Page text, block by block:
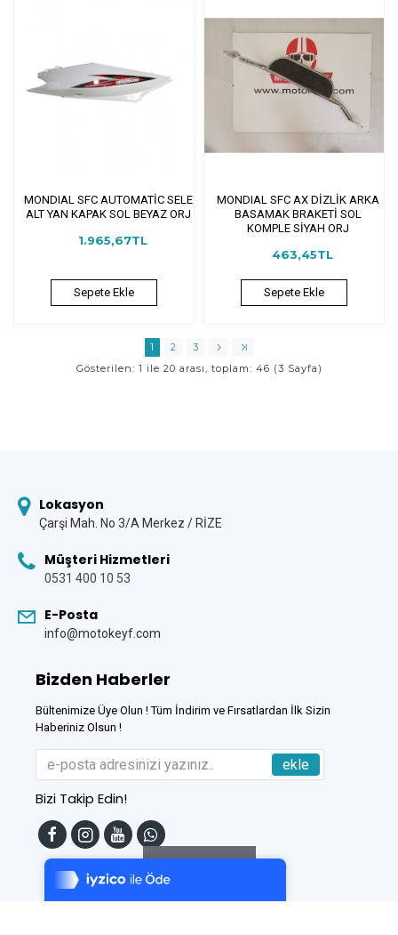
Tek Tıkla Ödeme Kolaylığı
7/24 Canlı Destek
%100 Sorunsuz Alışveriş
MONDIAL SFC AUTOMATİC SELE
ALT YAN KAPAK SOL BEYAZ ORJ
1.965,67TL
Sepete Ekle
MONDIAL SFC AX DİZLİK ARKA
BASAMAK BRAKETİ SOL
KOMPLE SİYAH ORJ
463,45TL
Sepete Ekle
1 2
3
Gösterilen: 1 ile 20 arası, toplam: 46 (3 Sayfa)
Lokasyon
Çarşi Mah. No 3/A Merkez / RİZE
Müşteri Hizmetleri
0531 400 10 53
E-Posta
info@motokeyf.com
Bizden Haberler
Bültenimize Üye Olun ! Tüm İndirim ve Fırsatlardan İlk Sizin
Haberiniz Olsun !
ekle
Bizi Takip Edin!
Filtreleme